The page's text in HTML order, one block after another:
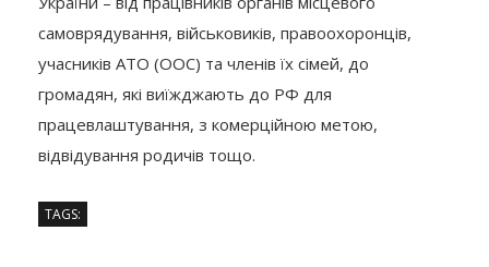
самоврядування, військовиків, правоохоронців,
учасників АТО (ООС) та членів їх сімей, до
громадян, які виїжджають до РФ для
працевлаштування, з комерційною метою,
відвідування родичів тощо.
TAGS: